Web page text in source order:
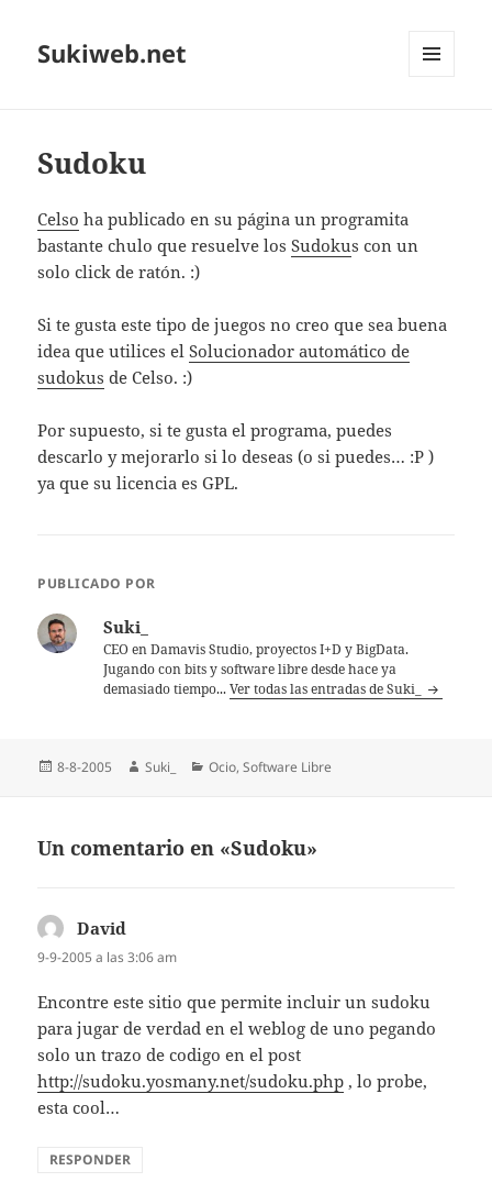
Sukiweb.net
Sudoku
Celso ha publicado en su página un programita
bastante chulo que resuelve losSudokus con un
solo click de ratón. :)
Si te gusta este tipo de juegos no creo que sea buena
idea que utilices elSolucionador automático de
sudokus de Celso. :)
Por supuesto, si te gusta el programa, puedes
descarlo y mejorarlo si lo deseas (o si puedes… :P )
ya que su licencia es GPL.
PUBLICADO POR
Suki_
CEO en Damavis Studio, proyectos I+D y BigData.
Jugando con bits y software libre desde hace ya
demasiado tiempo...Ver todas las entradas de Suki_
Publicado
8-8-2005 Autor
Suki_ Categorías
Ocio,Software Libre
Un comentario en «Sudoku»
David
9-9-2005 a las 3:06 am
Encontre este sitio que permite incluir un sudoku
para jugar de verdad en el weblog de uno pegando
solo un trazo de codigo en el post
http://sudoku.yosmany.net/sudoku.php , lo probe,
esta cool…
RESPONDER